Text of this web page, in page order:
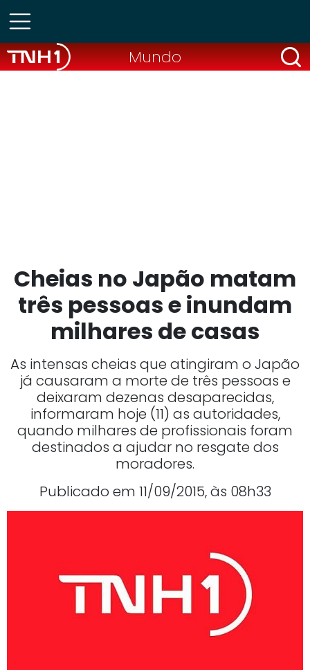
Mundo
Cheias no Japão matam
três pessoas e inundam
milhares de casas
As intensas cheias que atingiram o Japão
já causaram a morte de três pessoas e
deixaram dezenas desaparecidas,
informaram hoje (11) as autoridades,
quando milhares de profissionais foram
destinados a ajudar no resgate dos
moradores.
Publicado em 11/09/2015, às 08h33